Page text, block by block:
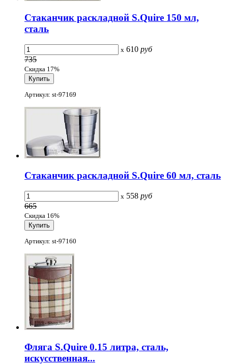
Стаканчик раскладной S.Quire 150 мл,
сталь
x 610 руб
735
Скидка 17%
Артикул: st-97169
Стаканчик раскладной S.Quire 60 мл, сталь
x 558 руб
665
Скидка 16%
Артикул: st-97160
Фляга S.Quire 0.15 литра, сталь,
искусственная...